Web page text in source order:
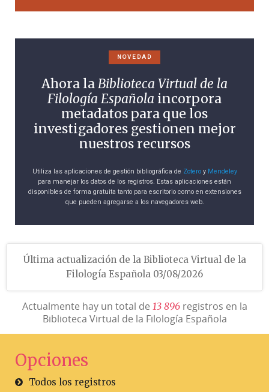
NOVEDAD
Ahora laBiblioteca Virtual de la
Filología Española incorpora
metadatos para que los
investigadores gestionen mejor
nuestros recursos
Utiliza las aplicaciones de gestión bibliográfica de Zoteroy Mendeley
para manejar los datos de los registros. Estas aplicaciones están
disponibles de forma gratuita tanto para escritorio como en extensiones
que pueden agregarse a los navegadores web.
Última actualización de la Biblioteca Virtual de la
Filología Española 03/08/2026
Actualmente hay un total de 13 896registros en la
Biblioteca Virtual de la Filología Española
Opciones
Todos los registros